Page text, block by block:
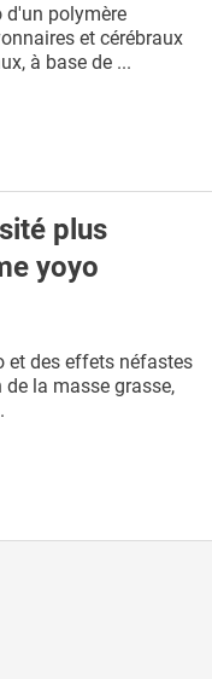
d'un polymère
et cérébraux
à base de ...
plus
yoyo
et des effets néfastes
la masse grasse,